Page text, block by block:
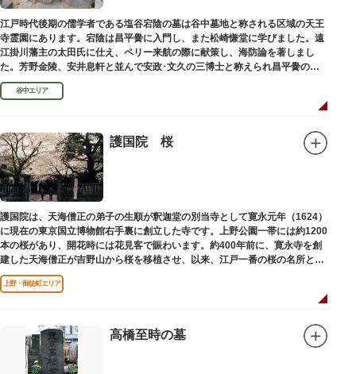
江戸時代後期の儒学者である塩谷宕陰の墓は谷中墓地と称される区域の天王
寺霊園にあります。宕陰は昌平黌に入門し、また松崎慊堂に学びました。遠
江掛川藩主の太田氏に仕え、ペリー来航の際に献策し、海防論を著しまし
た。芳野金陵、安井息軒と並んで安政･文久の三博士と称えられ昌平黌の教
授として多くの文人を育て、慶応3年 （1867）に没しました。
谷中エリア
護国院 桜
護国院は、天海僧正の弟子の生順が釈迦堂の別当寺として寛永元年（1624）
に現在の東京国立博物館右手裏に創立した寺です。上野公園一帯には約1200
本の桜があり、開花時には花見客で賑わいます。約400年前に、寛永寺を創
建した天海僧正が吉野山から桜を移植させ、以来、江戸一番の桜の名所とし
て今日に及んでいます。
上野・御徒町エリア
高橋至時の墓